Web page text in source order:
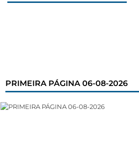
PRIMEIRA PÁGINA 06-08-2026